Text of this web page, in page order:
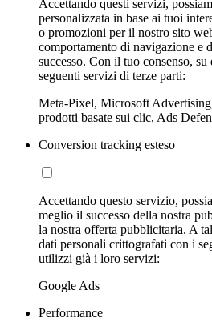
Accettando questi servizi,
personalizzata in base ai tuoi
o promozioni per il nostro sito
comportamento di navigazione e
successo. Con il tuo consenso,
seguenti servizi di terze parti:
Meta-Pixel, Microsoft
prodotti basate sui clic, Ads
Conversion tracking esteso
Accettando questo servizio,
meglio il successo della nostra
la nostra offerta pubblicitaria. A
dati personali crittografati con i
utilizzi già i loro servizi:
Google Ads
Performance